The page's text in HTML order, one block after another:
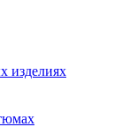
изделиях